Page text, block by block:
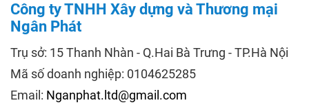
Công ty TNHH Xây dựng và Thương mại
Ngân Phát
Trụ sở: 15 Thanh Nhàn - Q.Hai Bà Trưng - TP.Hà Nội
Mã số doanh nghiệp: 0104625285
Email: Nganphat.ltd@gmail.com